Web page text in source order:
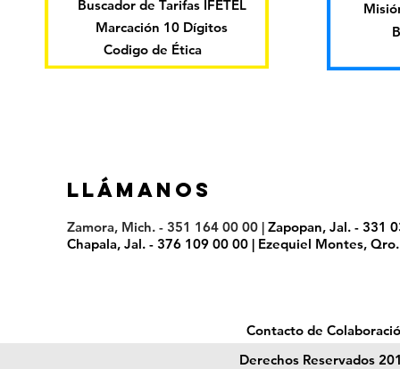
Buscador de Tarifas IFETEL
Marcación 10 Dígitos
Codigo de Ética
LLáMANOS
Zamora, Mich. - 351 164 00 00 | Zapopan, Jal. - 331
Chapala, Jal. - 376 109 00 00 | Ezequiel Montes,
Derechos Reservados
Contacto de